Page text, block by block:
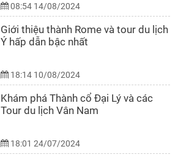
08:54 14/08/2024
Giới thiệu thành Rome và tour du lịch
Ý hấp dẫn bậc nhất
18:14 10/08/2024
Khám phá Thành cổ Đại Lý và các
Tour du lịch Vân Nam
18:01 24/07/2024